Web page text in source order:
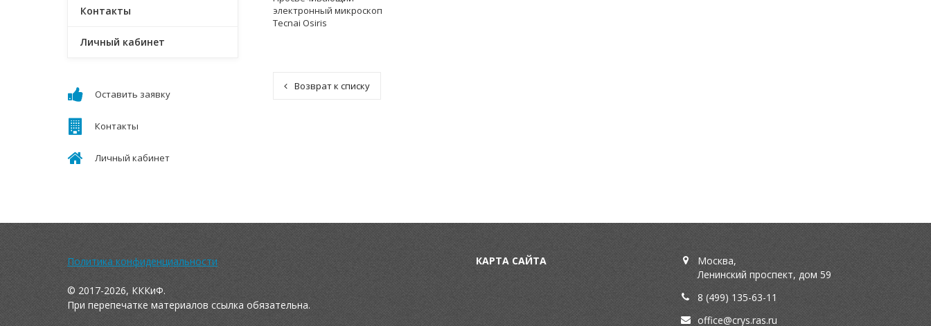
электронный микроскоп
Tecnai Osiris
Возврат к списку
Контакты
Личный кабинет
Оставить заявку
Контакты
Личный кабинет
КАРТА САЙТА
Москва,
Ленинский проспект, дом 59
8 (499) 135-63-11
office@crys.ras.ru
Политика конфиденциальности
© 2017-2026, КККиФ.
При перепечатке материалов ссылка обязательна.